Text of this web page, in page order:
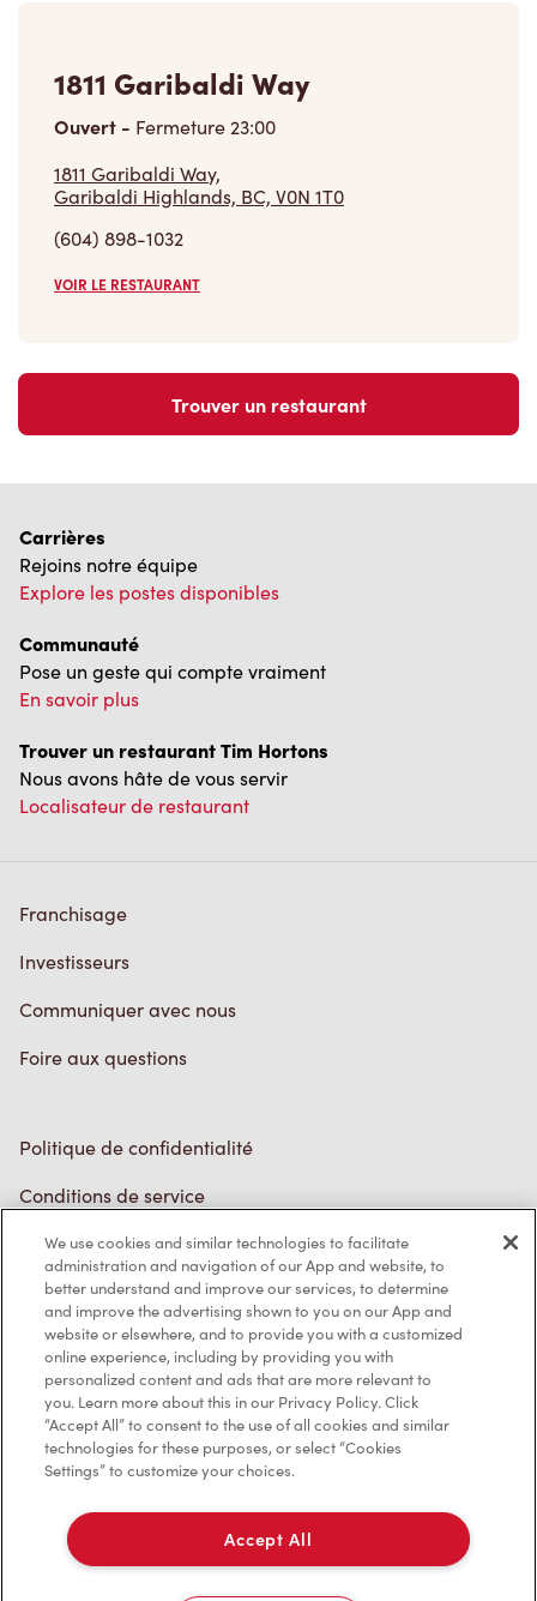
Ouvert-Fermeture23:00
1811 Garibaldi Way,
Garibaldi Highlands, BC, V0N 1T0
(604) 898-1032
VOIR LE RESTAURANT
Trouver un restaurant
Rejoins notre équipe
Explore les postes disponibles
Communauté
Pose un geste qui compte vraiment
En savoir plus
Trouver un restaurant Tim Hortons
Nous avons hâte de vous servir
Localisateur de restaurant
Investisseurs
Communiquer avec nous
Foire aux questions
Conditions de service
Marques de commerce
Accessibilité
Diagnostic
Contactez-nous
TM & © Tim Hortons, 2023
We use cookies and similar technologies to facilitate
administration and navigation of our App and website, to
better understand and improve our services, to determine
and improve the advertising shown to you on our App and
website or elsewhere, and to provide you with a customized
online experience, including by providing you with
personalized content and ads that are more relevant to
you. Learn more about this in our Privacy Policy. Click
“Accept All” to consent to the use of all cookies and similar
technologies for these purposes, or select “Cookies
Settings” to customize your choices.
Accept All